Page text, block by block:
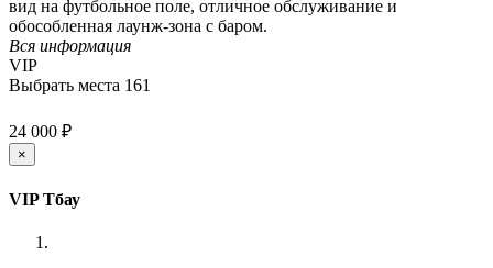
вид на футбольное поле, отличное обслуживание и
обособленная лаунж-зона с баром.
Вся информация
VIP
Выбрать места 161
24 000 ₽
×
VIP Тбау